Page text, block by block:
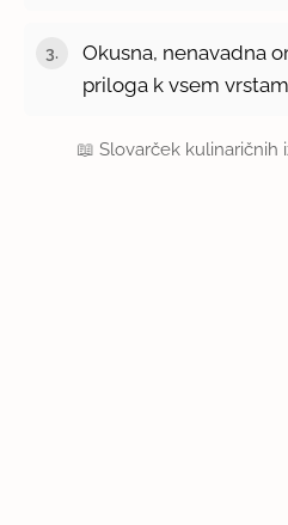
Okusna, nenavadna
priloga k vsem
📖Slovarček kulinaričnih